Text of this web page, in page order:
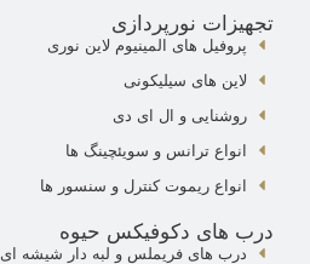
تجهیزات نورپردازی
پروفیل های المینیوم لاین نوری
لاین های سیلیکونی
روشنایی و ال ای دی
انواع ترانس و سویئچینگ ها
انواع ریموت کنترل و سنسور ها
درب های دکوفیکس حیوه
درب های فریملس و لبه دار شیشه ای